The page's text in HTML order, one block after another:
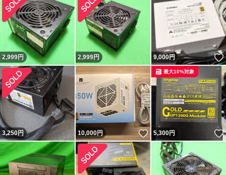
2,999円 2,999円 9,000円
3,250円 10,000円 いいね！
5,300円
最大10%対象